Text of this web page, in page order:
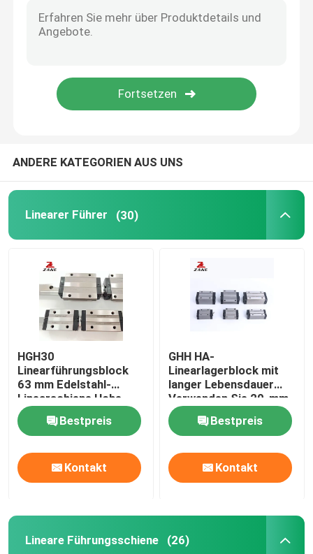
Kugelumlaufspindel-Enden-Unterstützung
Linearbewegungsführung
Lineare Laufschiene
ANDERE KATEGORIEN AUS UNS
Linearer Führer (30)
HGH30
Linearführungsblock
63 mm Edelstahl-
Linearschiene Hohe
Laufleistung
Bestpreis
Kontakt
GHH HA-
Linearlagerblock mit
langer Lebensdauer
Verwenden Sie 20-mm-
Linearschienen HGH35
Bestpreis
Kontakt
Lineare Führungsschiene (26)